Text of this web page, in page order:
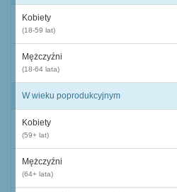
Kobiety
(18-59 lat)
Mężczyźni
(18-64 lata)
W wieku poprodukcyjnym
Kobiety
(59+ lat)
Mężczyźni
(64+ lata)